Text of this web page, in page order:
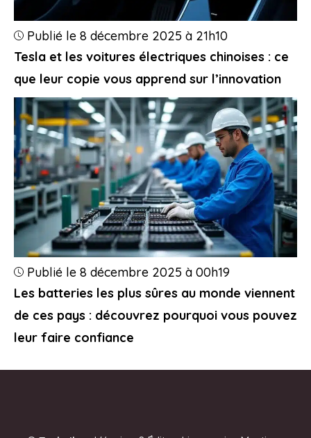
Tesla et les voitures électriques chinoises : ce
que leur copie vous apprend sur l’innovation
Publié le 8 décembre 2025 à 21h10
Les batteries les plus sûres au monde viennent
de ces pays : découvrez pourquoi vous pouvez
leur faire confiance
Publié le 8 décembre 2025 à 00h19